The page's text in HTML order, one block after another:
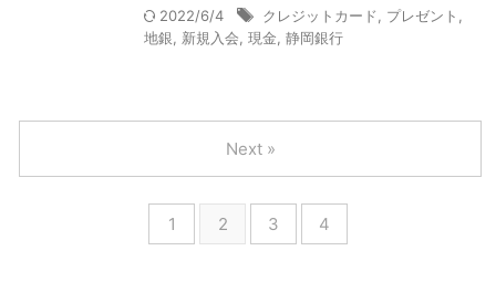
2022/6/4 クレジットカード プレゼント
地銀
新規入会 現金 静岡銀行
1 2 3 4
Next »